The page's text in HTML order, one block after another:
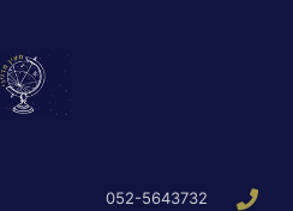
052-5643732